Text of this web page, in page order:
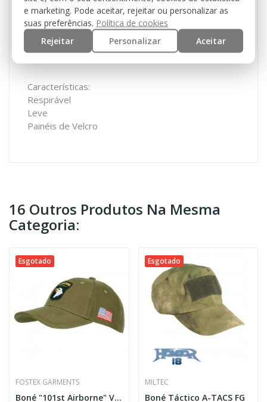
TOP: 6 x 5,5 cm
TRASEIRO: 4,5 x 4 cm
CORREIA DE AJUSTE: 8 x 2,5 cm
Características:
Respirável
Leve
Painéis de Velcro
16 Outros Produtos Na Mesma
Categoria:
Esgotado
FOSTEX GARMENTS
Boné "101st Airborne" Verde [Fostex]
Esgotado
MILTEC
Boné Táctico A-TACS FG
e marketing. Pode aceitar, rejeitar ou personalizar as
suas preferências. Política de cookies
Rejeitar
Personalizar Aceitar